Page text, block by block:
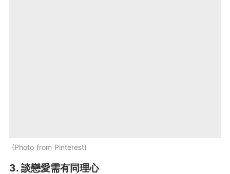
Photo from Pinterest
3. 談戀愛需有同理心